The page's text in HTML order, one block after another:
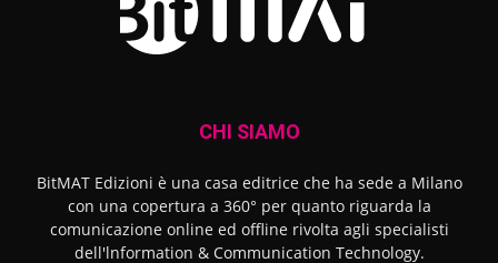
CHI SIAMO
BitMAT Edizioni è una casa editrice che ha sede a Milano
con una copertura a 360° per quanto riguarda la
comunicazione online ed offline rivolta agli specialisti
dell'lnformation & Communication Technology.